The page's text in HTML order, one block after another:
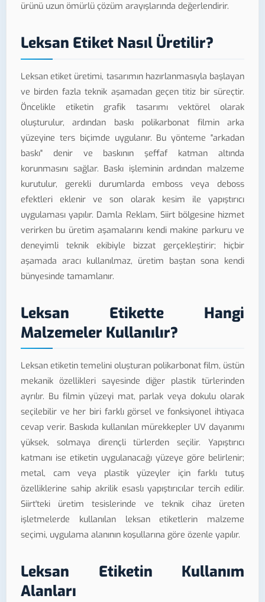
ürünü uzun ömürlü çözüm arayışlarında değerlendirir.
Leksan Etiket Nasıl Üretilir?
Leksan etiket üretimi, tasarımın hazırlanmasıyla başlayan
ve birden fazla teknik aşamadan geçen titiz bir süreçtir.
Öncelikle etiketin grafik tasarımı vektörel olarak
oluşturulur, ardından baskı polikarbonat filmin arka
yüzeyine ters biçimde uygulanır. Bu yönteme "arkadan
baskı" denir ve baskının şeffaf katman altında
korunmasını sağlar. Baskı işleminin ardından malzeme
kurutulur, gerekli durumlarda emboss veya deboss
efektleri eklenir ve son olarak kesim ile yapıştırıcı
uygulaması yapılır. Damla Reklam, Siirt bölgesine hizmet
verirken bu üretim aşamalarını kendi makine parkuru ve
deneyimli teknik ekibiyle bizzat gerçekleştirir; hiçbir
aşamada aracı kullanılmaz, üretim baştan sona kendi
bünyesinde tamamlanır.
Leksan Etikette Hangi
Malzemeler Kullanılır?
Leksan etiketin temelini oluşturan polikarbonat film, üstün
mekanik özellikleri sayesinde diğer plastik türlerinden
ayrılır. Bu filmin yüzeyi mat, parlak veya dokulu olarak
seçilebilir ve her biri farklı görsel ve fonksiyonel ihtiyaca
cevap verir. Baskıda kullanılan mürekkepler UV dayanımı
yüksek, solmaya dirençli türlerden seçilir. Yapıştırıcı
katmanı ise etiketin uygulanacağı yüzeye göre belirlenir;
metal, cam veya plastik yüzeyler için farklı tutuş
özelliklerine sahip akrilik esaslı yapıştırıcılar tercih edilir.
Siirt'teki üretim tesislerinde ve teknik cihaz üreten
işletmelerde kullanılan leksan etiketlerin malzeme
seçimi, uygulama alanının koşullarına göre özenle yapılır.
Leksan Etiketin Kullanım
Alanları